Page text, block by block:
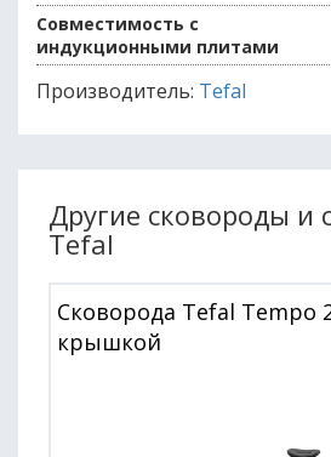
Совместимость с
индукционными плитами
Производитель: Tefal
Другие сковороды и
Tefal
Сковорода Tefal Tempo
крышкой